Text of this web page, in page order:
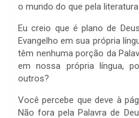
o mundo do que pela
Eu creio que é plano de
Evangelho em sua própria
têm nenhuma porção da
em nossa própria língua,
outros?
Você percebe que deve à
Não fora pela Palavra de